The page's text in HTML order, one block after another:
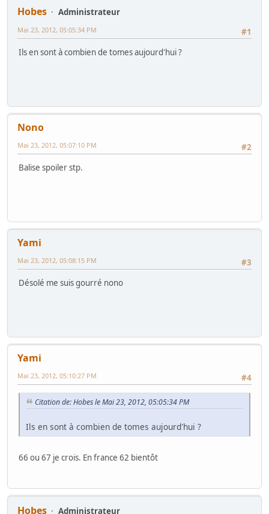
Hobes
Administrateur
#1
Mai 23, 2012, 05:05:34 PM
Ils en sont à combien de tomes aujourd'hui ?
Nono
#2
Mai 23, 2012, 05:07:10 PM
Balise spoiler stp.
Yami
#3
Mai 23, 2012, 05:08:15 PM
Désolé me suis gourré nono
Yami
#4
Mai 23, 2012, 05:10:27 PM
Citation de: Hobes le Mai 23, 2012, 05:05:34 PM
Ils en sont à combien de tomes aujourd'hui ?
66 ou 67 je crois. En france 62 bientôt
Hobes
Administrateur